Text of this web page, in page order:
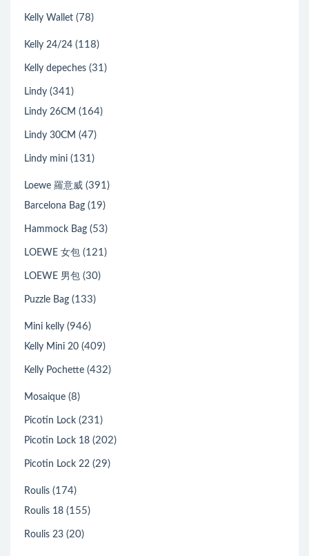
Kelly Wallet (78)
Kelly 24/24 (118)
Kelly depeches (31)
Lindy (341)
Lindy 26CM (164)
Lindy 30CM (47)
Lindy mini (131)
Loewe 羅意威 (391)
Barcelona Bag (19)
Hammock Bag (53)
LOEWE 女包 (121)
LOEWE 男包 (30)
Puzzle Bag (133)
Mini kelly (946)
Kelly Mini 20 (409)
Kelly Pochette (432)
Mosaique (8)
Picotin Lock (231)
Picotin Lock 18 (202)
Picotin Lock 22 (29)
Roulis (174)
Roulis 18 (155)
Roulis 23 (20)